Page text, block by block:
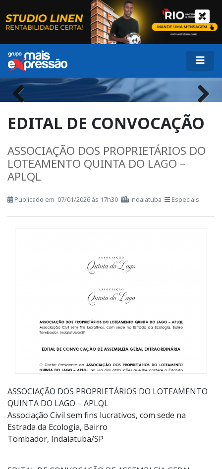
Previous Next
EDITAL DE CONVOCAÇÃO
ASSOCIAÇÃO DOS PROPRIETÁRIOS DO
LOTEAMENTO QUINTA DO LAGO –
APLQL
Publicado em 07/01/2026 às 17h30 Indaiatuba Especiais
ASSOCIAÇÃO DOS PROPRIETÁRIOS DO LOTEAMENTO
QUINTA DO LAGO – APLQL
Associação Civil sem fins lucrativos, com sede na
Estrada da Ecologia, Bairro
Tombador, Indaiatuba/SP